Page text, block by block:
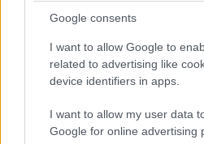
Google consents
I want to allow Google to
related to advertising like
device identifiers in apps.
I want to allow my user data
Google for online advertising
εξέλιξη τεκμηριώνεται
όλη την ανθρωπότητα
άνθρωποι –λιγότεροι κι από το
πληθυσμού. Πόσοι ήταν οι
αρχιστράτηγοι και
ήταν αυτεξούσιοι. Νόμοι δεν